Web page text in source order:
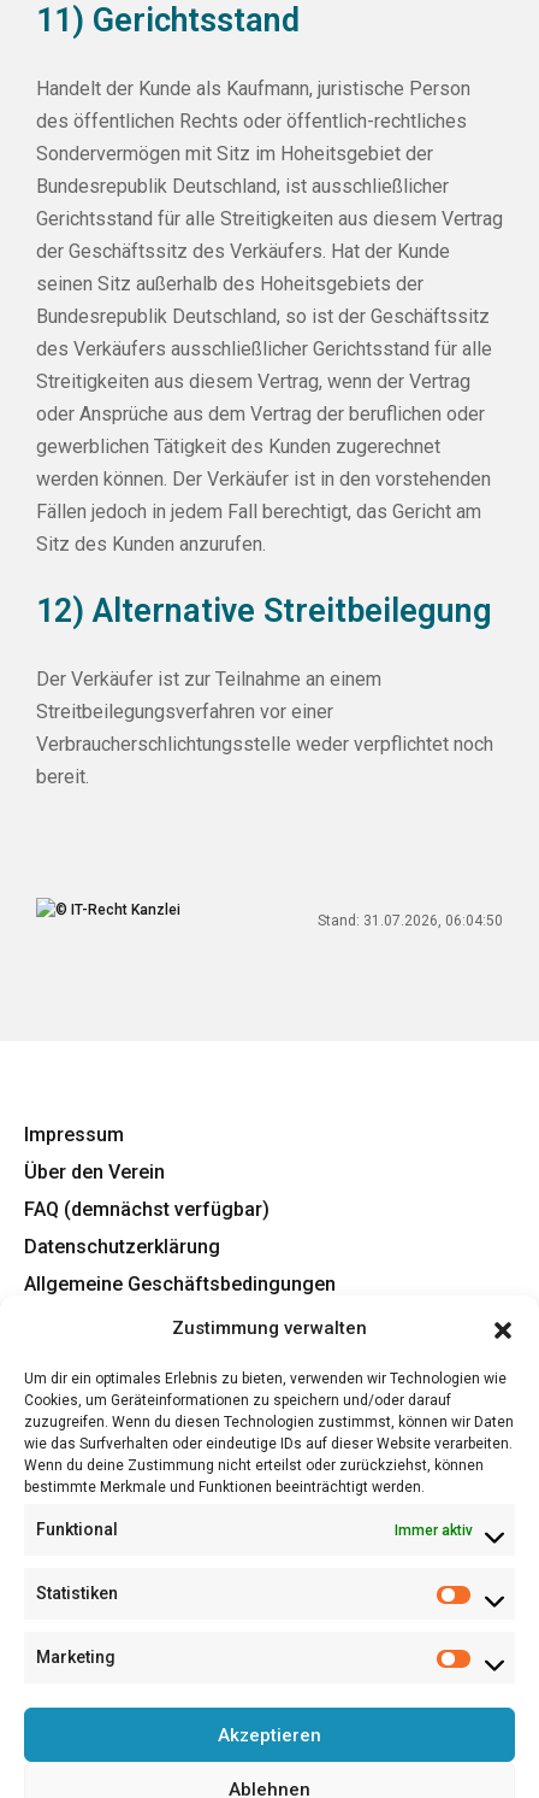
Zustimmung verwalten
Um dir ein optimales Erlebnis zu bieten, verwenden wir Technologien wie
Cookies, um Geräteinformationen zu speichern und/oder darauf
zuzugreifen. Wenn du diesen Technologien zustimmst, können wir Daten
wie das Surfverhalten oder eindeutige IDs auf dieser Website verarbeiten.
Wenn du deine Zustimmung nicht erteilst oder zurückziehst, können
bestimmte Merkmale und Funktionen beeinträchtigt werden.
Funktional Immer aktiv
Statistiken
Marketing
Akzeptieren
Ablehnen
11) Gerichtsstand
Handelt der Kunde als Kaufmann, juristische Person
des öffentlichen Rechts oder öffentlich-rechtliches
Sondervermögen mit Sitz im Hoheitsgebiet der
Bundesrepublik Deutschland, ist ausschließlicher
Gerichtsstand für alle Streitigkeiten aus diesem Vertrag
der Geschäftssitz des Verkäufers. Hat der Kunde
seinen Sitz außerhalb des Hoheitsgebiets der
Bundesrepublik Deutschland, so ist der Geschäftssitz
des Verkäufers ausschließlicher Gerichtsstand für alle
Streitigkeiten aus diesem Vertrag, wenn der Vertrag
oder Ansprüche aus dem Vertrag der beruflichen oder
gewerblichen Tätigkeit des Kunden zugerechnet
werden können. Der Verkäufer ist in den vorstehenden
Fällen jedoch in jedem Fall berechtigt, das Gericht am
Sitz des Kunden anzurufen.
12) Alternative Streitbeilegung
Der Verkäufer ist zur Teilnahme an einem
Streitbeilegungsverfahren vor einer
Verbraucherschlichtungsstelle weder verpflichtet noch
bereit.
Stand: 31.07.2026, 06:04:50
Impressum
Über den Verein
FAQ (demnächst verfügbar)
Datenschutzerklärung
Allgemeine Geschäftsbedingungen
Jetzt Mitglied werden
Jetzt Fördermitglied werden
Satzung (PDF)
Beitragsordnung (PDF)
A4 Flyer/Aushang (PDF)
Lettering in Deutschland e. V.